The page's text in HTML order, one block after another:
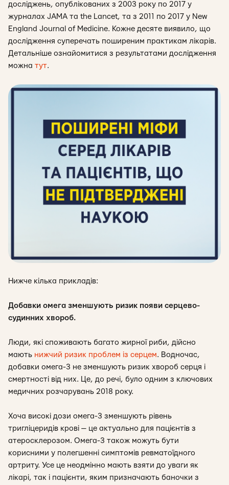
досліджень, опублікованих з 2003 року по 2017 у
журналах JAMA та the Lancet, та з 2011 по 2017 у New
England Journal of Medicine. Кожне десяте виявило, що
дослідження суперечать поширеним практикам лікарів.
Детальніше ознайомитися з результатами дослідження
можна тут.
Нижче кілька прикладів:
Добавки омега зменшують ризик появи серцево-
судинних хвороб.
Люди, які споживають багато жирної риби, дійсно
мають нижчий ризик проблем із серцем. Водночас,
добавки омега-3 не зменшують ризик хвороб серця і
смертності від них. Це, до речі, було одним з ключових
медичних розчарувань 2018 року.
Хоча високі дози омега-3 зменшують рівень
тригліцеридів крові — це актуально для пацієнтів з
атеросклерозом. Омега-3 також можуть бути
корисними у полегшенні симптомів ревматоїдного
артриту. Усе це неодмінно мають взяти до уваги як
лікарі, так і пацієнти, яким призначають баночки з